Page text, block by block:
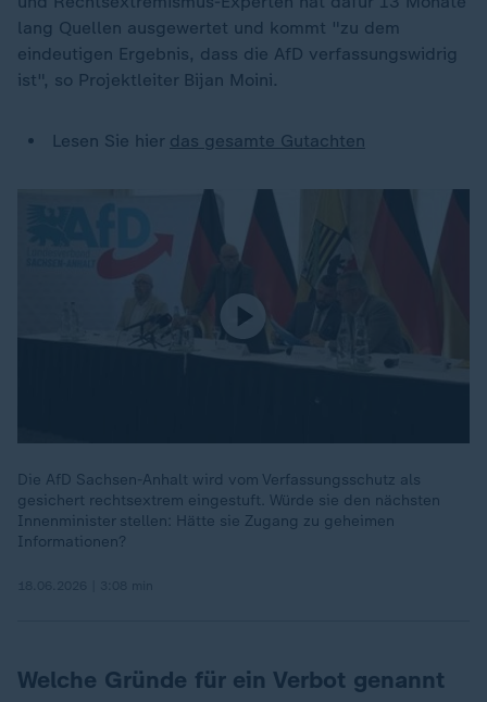
lang Quellen ausgewertet und kommt "zu dem
eindeutigen Ergebnis, dass die AfD verfassungswidrig
ist", so Projektleiter Bijan Moini.
Lesen Sie hier das gesamte Gutachten
Die AfD Sachsen-Anhalt wird vom Verfassungsschutz als
gesichert rechtsextrem eingestuft. Würde sie den nächsten
Innenminister stellen: Hätte sie Zugang zu geheimen
Informationen?
Welche Gründe für ein Verbot genannt